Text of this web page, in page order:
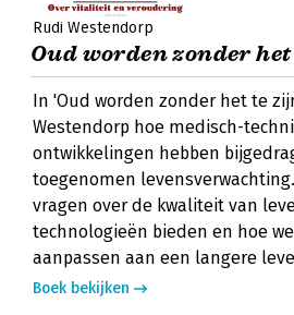
Rudi Westendorp
Oud worden zonder
In 'Oud worden zonder het te
Westendorp hoe medisch-
ontwikkelingen hebben
toegenomen
vragen over de kwaliteit van
technologieën bieden en hoe
aanpassen aan een langere
Boek bekijken